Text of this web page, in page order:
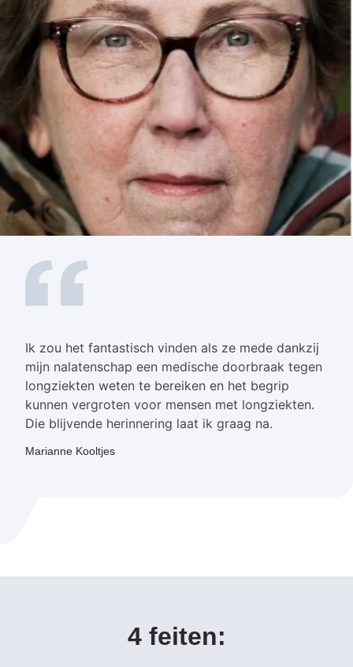
Ik zou het fantastisch vinden als ze mede dankzij
mijn nalatenschap een medische doorbraak tegen
longziekten weten te bereiken en het begrip
kunnen vergroten voor mensen met longziekten.
Die blijvende herinnering laat ik graag na.
Marianne Kooltjes
4 feiten: